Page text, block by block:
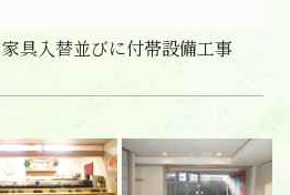
具入替並びに付帯設備工事